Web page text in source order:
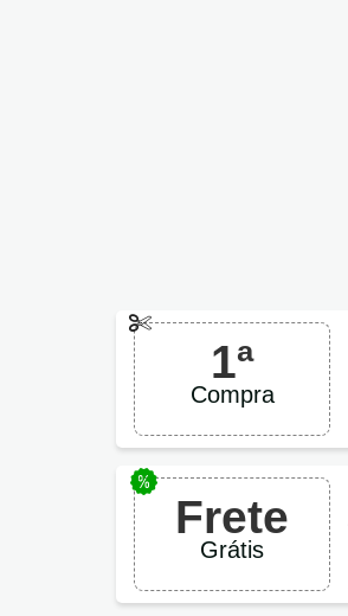
1ª
Compra
Frete
Grátis